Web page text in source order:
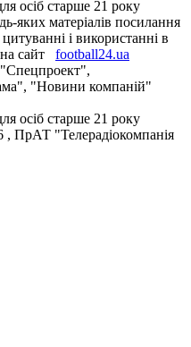
осіб старше 21 року
яких матеріалів посилання
і використанні в
сайт
football24.ua
"Спецпроект",
"Новини компаній"
осіб старше 21 року
, ПрАТ "Телерадіокомпанія